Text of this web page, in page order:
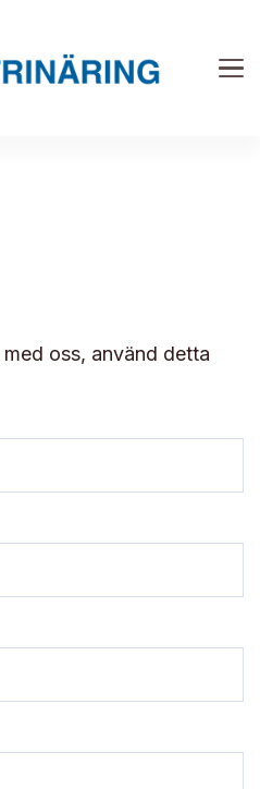
oss, använd detta